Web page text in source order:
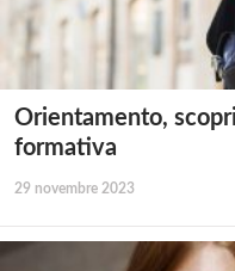
Orientamento,
formativa
29 novembre 2023